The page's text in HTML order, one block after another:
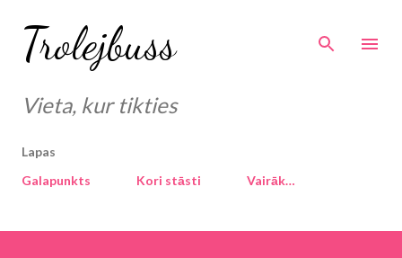
Trolejbuss
Vieta, kur tikties
Lapas
Galapunkts
Kori stāsti Vairāk…